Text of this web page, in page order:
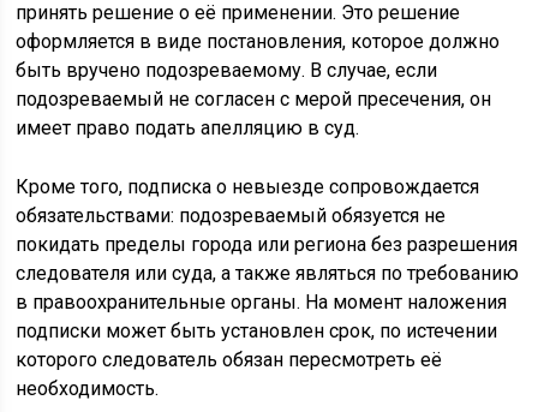
принять решение о её применении. Это решение
оформляется в виде постановления, которое должно
быть вручено подозреваемому. В случае, если
подозреваемый не согласен с мерой пресечения, он
имеет право подать апелляцию в суд.
Кроме того, подписка о невыезде сопровождается
обязательствами: подозреваемый обязуется не
покидать пределы города или региона без разрешения
следователя или суда, а также являться по требованию
в правоохранительные органы. На момент наложения
подписки может быть установлен срок, по истечении
которого следователь обязан пересмотреть её
необходимость.